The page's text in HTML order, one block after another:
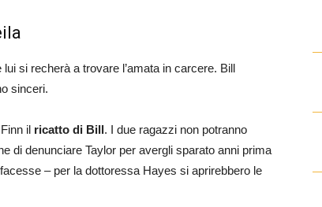
si recherà a trovare l’amata in carcere. Bill
sinceri.
il ricatto di Bill. I due ragazzi non potranno
di denunciare Taylor per avergli sparato anni prima
– per la dottoressa Hayes si aprirebbero le